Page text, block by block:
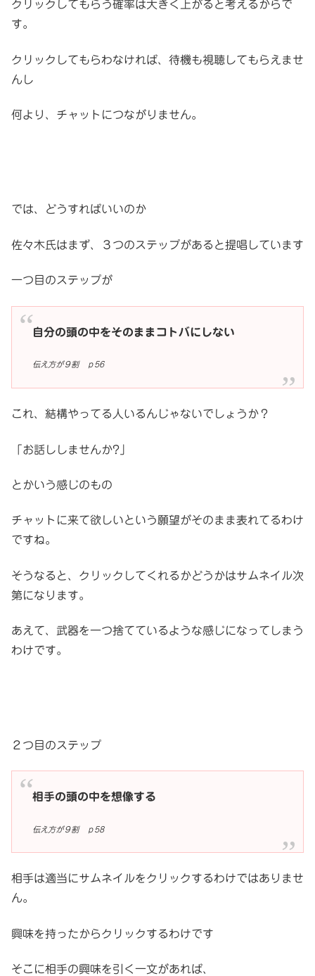
クリックしてもらう確率は大きく上がると考えるからで
す。
クリックしてもらわなければ、待機も視聴してもらえませ
んし
何より、チャットにつながりません。
では、どうすればいいのか
佐々木氏はまず、３つのステップがあると提唱しています
一つ目のステップが
自分の頭の中をそのままコトバにしない
伝え方が９割 ｐ56
これ、結構やってる人いるんじゃないでしょうか？
「お話ししませんか?」
とかいう感じのもの
チャットに来て欲しいという願望がそのまま表れてるわけ
ですね。
そうなると、クリックしてくれるかどうかはサムネイル次
第になります。
あえて、武器を一つ捨てているような感じになってしまう
わけです。
２つ目のステップ
相手の頭の中を想像する
伝え方が９割 ｐ58
相手は適当にサムネイルをクリックするわけではありませ
ん。
興味を持ったからクリックするわけです
そこに相手の興味を引く一文があれば、